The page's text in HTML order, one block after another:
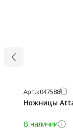
Арт.к047588
Ножницы
В наличии